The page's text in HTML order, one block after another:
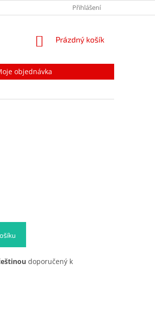
NAPIŠTE NÁM
Přihlášení
NÁKUPNÍ
Prázdný košík
objednávka
doporučený k